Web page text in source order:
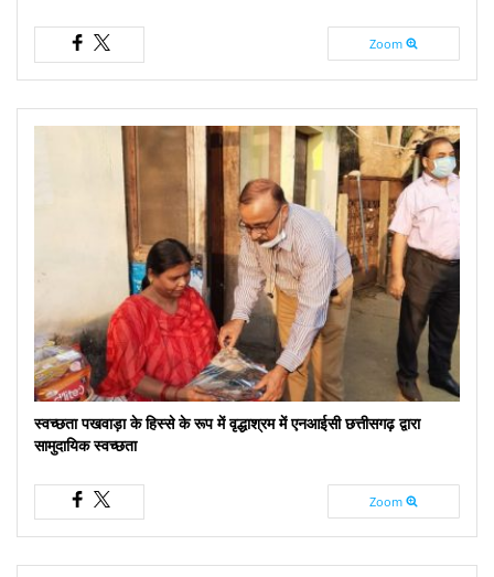
Zoom
स्वच्छता पखवाड़ा के हिस्से के रूप में वृद्धाश्रम में एनआईसी छत्तीसगढ़ द्वारा
सामुदायिक स्वच्छता
Zoom